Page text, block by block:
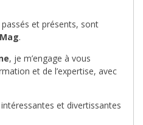
et présents, sont
.
, je m’engage à vous
et de l’expertise, avec
et divertissantes